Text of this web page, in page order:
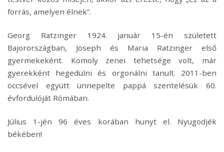
forrás, amelyen élnek”.
Georg Ratzinger 1924. január 15-én született
Bajorországban, Joseph és Maria Ratzinger első
gyermekeként. Komoly zenei tehetsége volt, már
gyerekként hegedülni és orgonálni tanult. 2011-ben
öccsével együtt ünnepelte pappá szentelésük 60.
évfordulóját Rómában.
Július 1-jén 96 éves korában hunyt el. Nyugodjék
békében!